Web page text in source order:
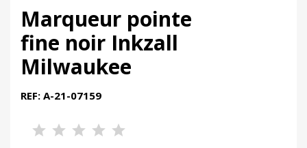
Marqueur pointe
fine noir Inkzall
Milwaukee
REF: A-21-07159